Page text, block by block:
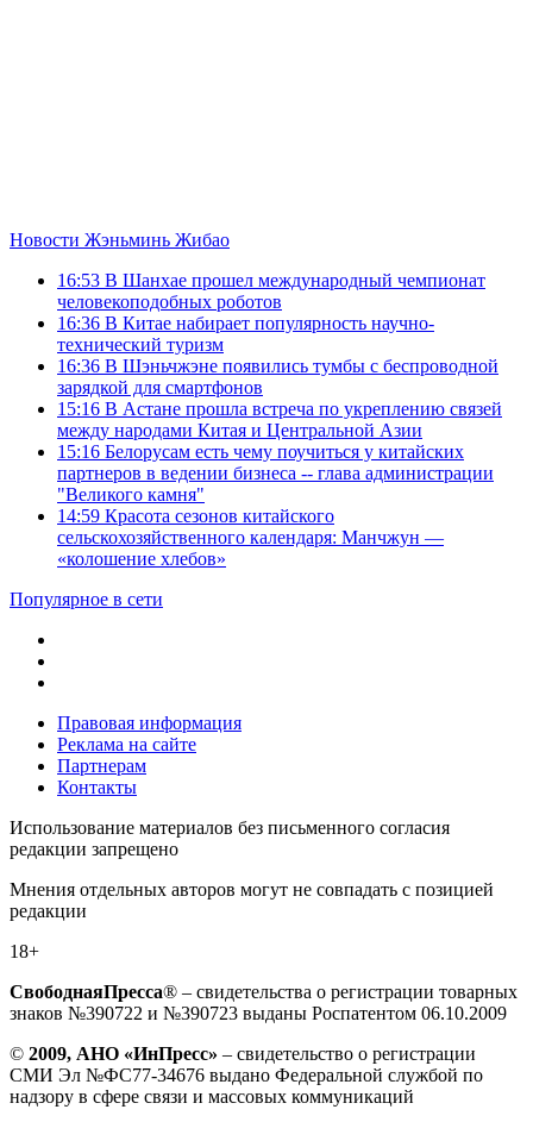
Новости Жэньминь Жибао
16:53 В Шанхае прошел международный чемпионат
человекоподобных роботов
16:36 В Китае набирает популярность научно-
технический туризм
16:36 В Шэньчжэне появились тумбы с беспроводной
зарядкой для смартфонов
15:16 В Астане прошла встреча по укреплению связей
между народами Китая и Центральной Азии
15:16 Белорусам есть чему поучиться у китайских
партнеров в ведении бизнеса -- глава администрации
"Великого камня"
14:59 Красота сезонов китайского
сельскохозяйственного календаря: Манчжун —
«колошение хлебов»
Популярное в сети
Правовая информация
Реклама на сайте
Партнерам
Контакты
Использование материалов без письменного согласия
редакции запрещено
Мнения отдельных авторов могут не совпадать с позицией
редакции
18+
СвободнаяПресса® – свидетельства о регистрации товарных
знаков №390722 и №390723 выданы Роспатентом 06.10.2009
© 2009, АНО «ИнПресс» – свидетельство о регистрации
СМИ Эл №ФС77-34676 выдано Федеральной службой по
надзору в сфере связи и массовых коммуникаций